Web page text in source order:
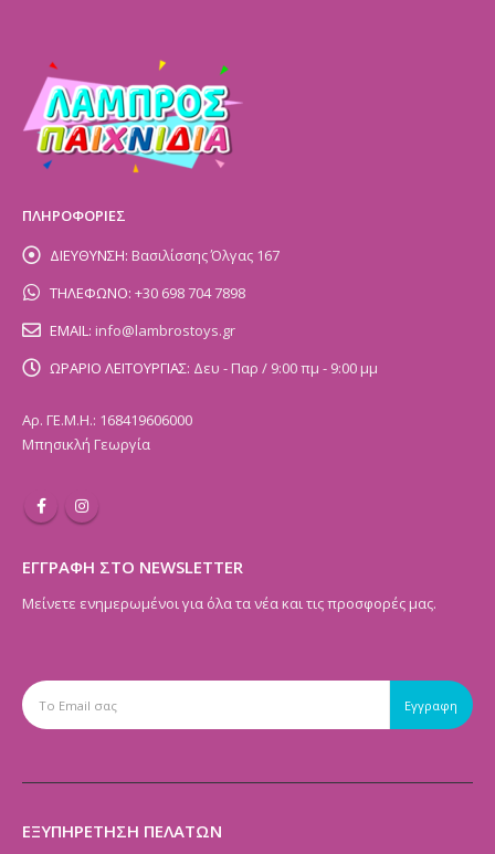
ΠΛΗΡΟΦΟΡΙΕΣ
ΔΙΕΥΘΥΝΣΗ: Βασιλίσσης Όλγας 167
ΤΗΛΕΦΩΝΟ: +30 698 704 7898
EMAIL: info@lambrostoys.gr
ΩΡΑΡΙΟ ΛΕΙΤΟΥΡΓΙΑΣ: Δευ - Παρ / 9:00 πμ - 9:00 μμ
Αρ. ΓΕ.Μ.Η.: 168419606000
Μπησικλή Γεωργία
ΕΓΓΡΑΦΗ ΣΤΟ NEWSLETTER
Μείνετε ενημερωμένοι για όλα τα νέα και τις προσφορές μας.
ΕΞΥΠΗΡΕΤΗΣΗ ΠΕΛΑΤΩΝ